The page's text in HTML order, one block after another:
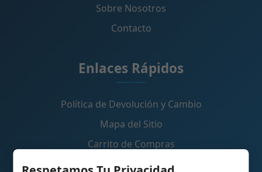
Sobre Nosotros
Contacto
Enlaces Rápidos
Política de Devolución y Cambio
Mapa del Sitio
Carrito de Compras